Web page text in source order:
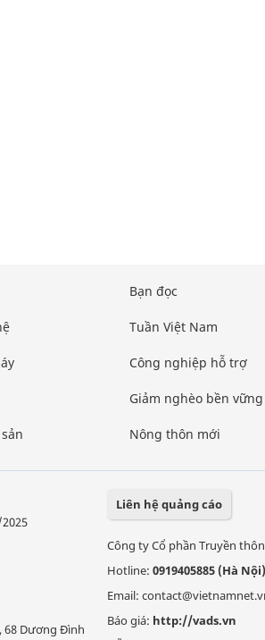
Bạn đọc
Tuần Việt Nam
Công nghiệp hỗ trợ
Giảm nghèo bền vững
Nông thôn mới
68 Dương Đình
Liên hệ quảng cáo
Công ty Cổ phần Truyền
Hotline: 0919405885 (Hà Nội)
Email:
Báo giá: http://vads.vn